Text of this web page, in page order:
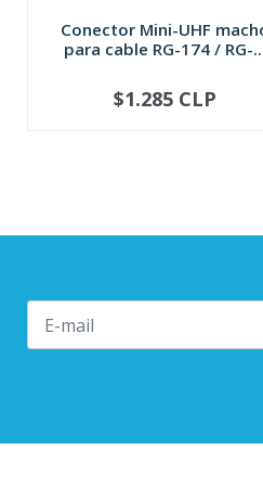
Conector Mini-UHF
para cable RG-174 / RG-
+
$1.285 CLP